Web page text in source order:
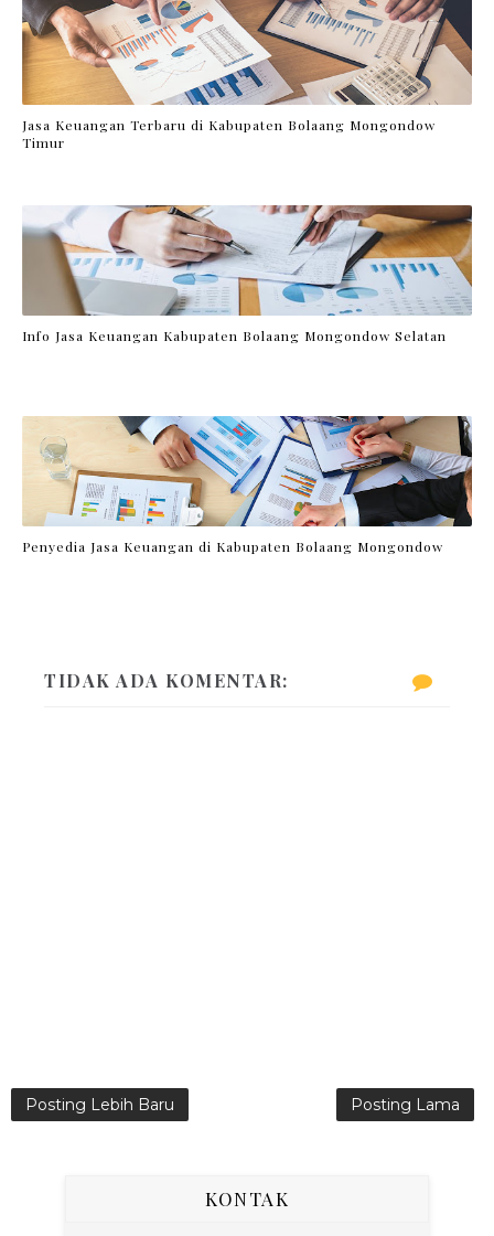
Jasa Keuangan Terbaru di Kabupaten Bolaang Mongondow
Timur
Info Jasa Keuangan Kabupaten Bolaang Mongondow Selatan
Penyedia Jasa Keuangan di Kabupaten Bolaang Mongondow
TIDAK ADA KOMENTAR:
Posting Lebih Baru Posting Lama
KONTAK